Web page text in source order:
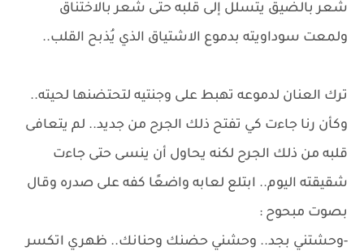
شعر بالضيق يتسلل إلى قلبه حتى شعر بالاختناق
ولمعت سوداويته بدموع الاشتياق الذي يُذبح القلب..
ترك العنان لدموعه تهبط على وجنتيه لتحتضنها لحيته..
وكأن رنا جاءت كي تفتح ذلك الجرح من جديد.. لم يتعافى
قلبه من ذلك الجرح لكنه يحاول أن ينسى حتى جاءت
شقيقته اليوم.. ابتلع لعابه واضعًا كفه على صدره وقال
بصوت مبحوح :
-وحشتني بجد.. وحشني حضنك وحنانك.. ظهري اتكسر